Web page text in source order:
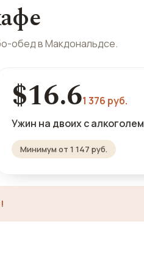
обед в Макдональдсе.
$16.61 376 руб.
Ужин на двоих с алкоголем
Минимум от 1 147 руб.